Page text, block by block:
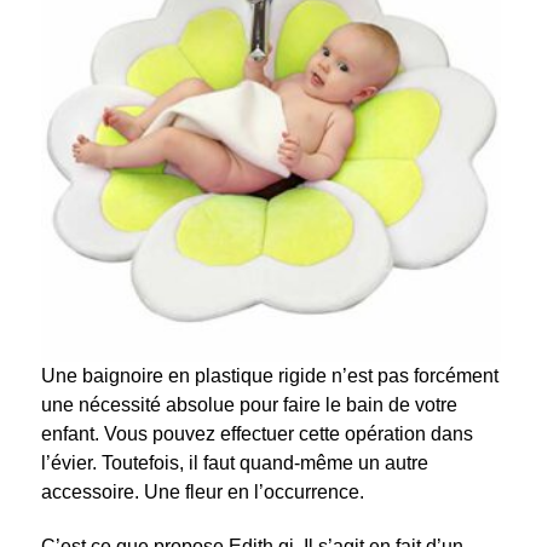
Une baignoire en plastique rigide n’est pas forcément
une nécessité absolue pour faire le bain de votre
enfant. Vous pouvez effectuer cette opération dans
l’évier. Toutefois, il faut quand-même un autre
accessoire. Une fleur en l’occurrence.